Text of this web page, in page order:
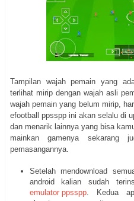
Tampilan wajah pemain yang
terlihat mirip dengan wajah asli
wajah pemain yang belum mirip,
efootball ppsspp ini akan selalu di
dan menarik lainnya yang bisa
mainkan gamenya sekarang
pemasangannya.
Setelah mendownload
android kalian sudah
emulator ppsspp. Kedua